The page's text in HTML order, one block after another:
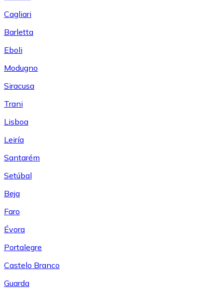
Cagliari
Barletta
Eboli
Modugno
Siracusa
Trani
Lisboa
Leiría
Santarém
Setúbal
Beja
Faro
Évora
Portalegre
Castelo Branco
Guarda